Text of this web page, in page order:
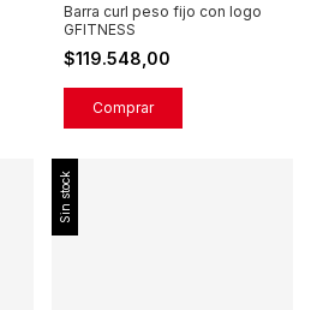
Barra curl peso fijo con logo
GFITNESS
$119.548,00
Comprar
Sin stock